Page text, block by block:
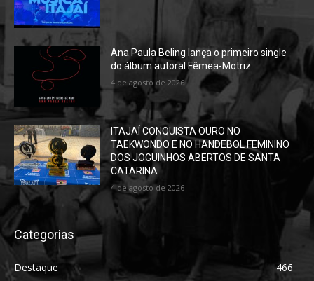
Ana Paula Beling lança o primeiro single
do álbum autoral Fêmea-Motriz
4 de agosto de 2026
ITAJAÍ CONQUISTA OURO NO
TAEKWONDO E NO HANDEBOL FEMININO
DOS JOGUINHOS ABERTOS DE SANTA
CATARINA
4 de agosto de 2026
Categorias
Destaque
466